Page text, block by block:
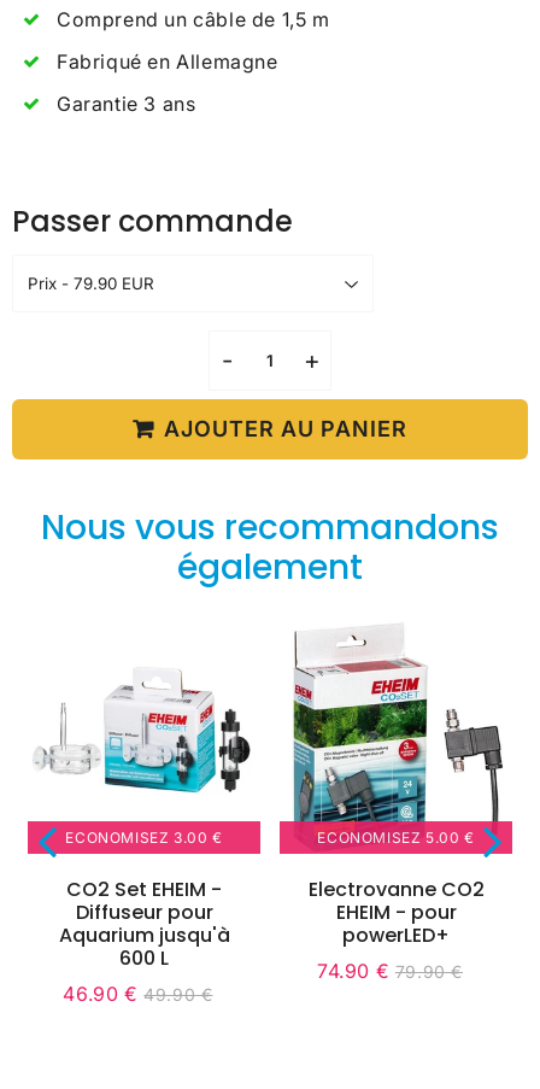
Comprend un câble de 1,5 m
Fabriqué en Allemagne
Garantie 3 ans
Passer commande
- +
AJOUTER AU PANIER
Nous vous recommandons
également
ECONOMISEZ 3.00 €
CO2 Set EHEIM -
Diffuseur pour
Aquarium jusqu'à
600 L
Prix
46.90 € 46.90
Prix
49.90 €49.90
ECONOMISEZ 5.00 €
Electrovanne CO2
EHEIM - pour
powerLED+
Prix
74.90 € 74.90
Prix
79.90 €